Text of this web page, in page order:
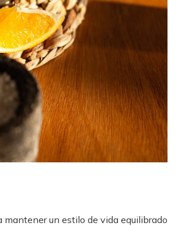
mantener un estilo de vida equilibrado